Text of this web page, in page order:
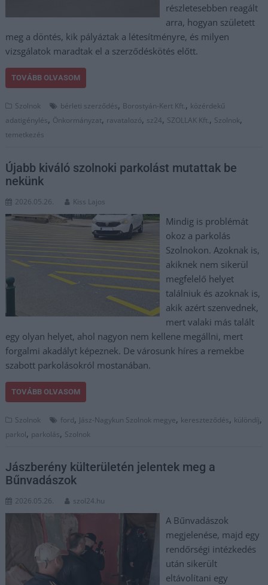
részletesebben reagált
arra, hogyan született
meg a döntés, kik pályáztak a létesítményre, és milyen
vizsgálatok maradtak el a szerződéskötés előtt.
TOVÁBB OLVASOM
Szolnok bérleti szerződés, Borostyán-Kert Kft., közérdekű
adatigénylés, Önkormányzat, ravatalozó, sz24, SZOLLAK Kft., Szolnok,
temetkezés
Újabb kiváló szolnoki parkolást mutattak be
nekünk
2026.05.26. Kiss Lajos
Mindig is problémát
okoz a parkolás
Szolnokon. Azoknak is,
akiknek nem sikerül
megfelelő helyet
találniuk és azoknak is,
akik azért szenvednek,
mert valaki más talált
egy olyan helyet, ahol nagyon nem kellene megállni, mert
forgalmi akadályt képeznek. De városunk híres a remekbe
szabott parkolásokról mostanában.
TOVÁBB OLVASOM
Szolnok ford, Jász-Nagykun Szolnok megye, kereszteződés, különdíj,
parkol, parkolás, Szolnok
Jászberény külterületén jelentek meg a
Bűnvadászok
2026.05.26. szol24.hu
A Bűnvadászok
megjelenése, majd egy
rendőrségi intézkedés
után sikerült
eltávolítani egy